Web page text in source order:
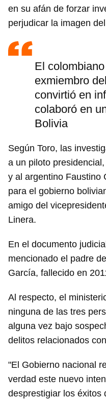
en su afán de forzar
perjudicar la imagen
El
exmiembro
convirtió en
colaboró en
Bolivia
Según Toro, las
a un piloto
y al argentino Faustino
para el gobierno
amigo del
Linera.
En el documento
mencionado el padre
García, fallecido en
Al respecto, el
ninguna de las tres
alguna vez bajo
delitos relacionados
"El Gobierno nacional
verdad este nuevo
desprestigiar los éxitos